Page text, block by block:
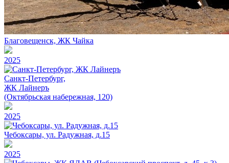
Благовещенск, ЖК Чайка
2025
Санкт-Петербург,
ЖК Лайнеръ
(Октябрьская набережная, 120)
2025
Чебоксары, ул. Радужная, д.15
2025